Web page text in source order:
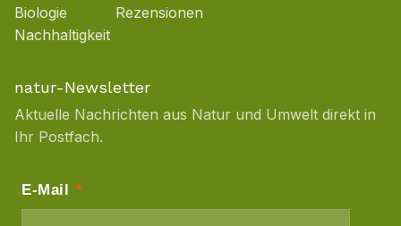
Biologie
Nachhaltigkeit
Rezensionen
natur-Newsletter
Aktuelle Nachrichten aus Natur und Umwelt direkt in
Ihr Postfach.